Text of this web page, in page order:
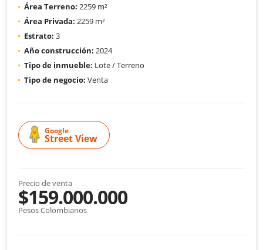
Área Terreno: 2259 m²
Área Privada: 2259 m²
Estrato: 3
Año construcción: 2024
Tipo de inmueble: Lote / Terreno
Tipo de negocio: Venta
Google
Street View
Precio de venta
$159.000.000
Pesos Colombianos